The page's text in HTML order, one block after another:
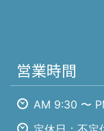
営業時間
AM 9:30 〜